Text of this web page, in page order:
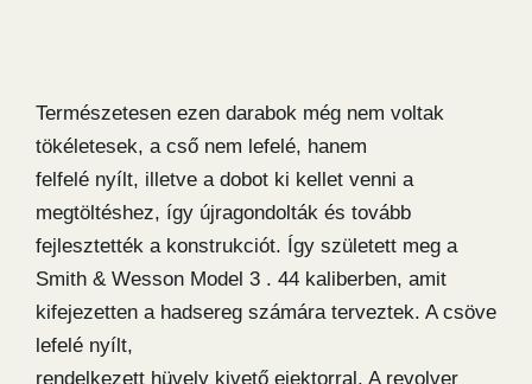
Természetesen ezen darabok még nem voltak
tökéletesek, a cső nem lefelé, hanem
felfelé nyílt, illetve a dobot ki kellet venni a
megtöltéshez, így újragondolták és tovább
fejlesztették a konstrukciót. Így született meg a
Smith & Wesson Model 3 . 44 kaliberben, amit
kifejezetten a hadsereg számára terveztek. A csöve
lefelé nyílt,
rendelkezett hüvely kivető ejektorral. A revolver